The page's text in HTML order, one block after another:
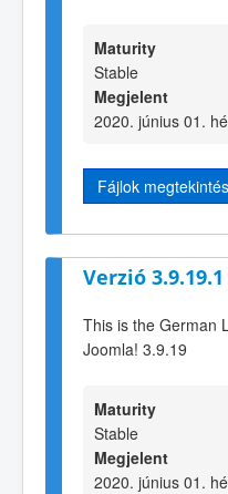
Maturity
Stable
Megjelent
2020. június 01.
Fájlok
Verzió 3.9.19.1
This is the German
Joomla! 3.9.19
Maturity
Stable
Megjelent
2020. június 01.